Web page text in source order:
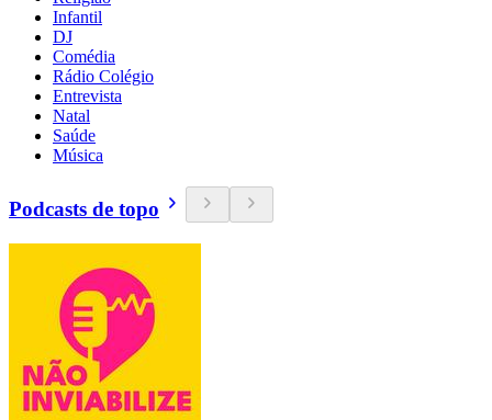
Infantil
DJ
Comédia
Rádio Colégio
Entrevista
Natal
Saúde
Música
Podcasts de topo